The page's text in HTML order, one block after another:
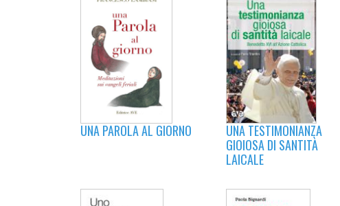
UNA PAROLA AL GIORNO
UNA TESTIMONIANZA
GIOIOSA DI SANTITÀ
LAICALE